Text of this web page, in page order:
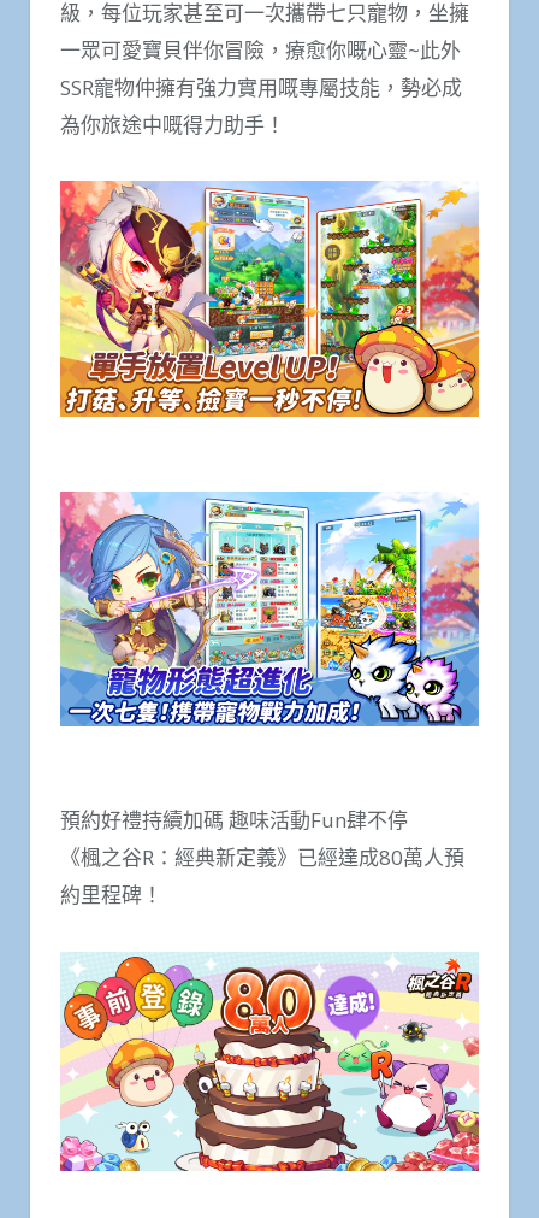
級，每位玩家甚至可一次攜帶七只寵物，坐擁
一眾可愛寶貝伴你冒險，療愈你嘅心靈~此外
SSR寵物仲擁有強力實用嘅專屬技能，勢必成
為你旅途中嘅得力助手！
預約好禮持續加碼 趣味活動Fun肆不停
《楓之谷R：經典新定義》已經達成80萬人預
約里程碑！